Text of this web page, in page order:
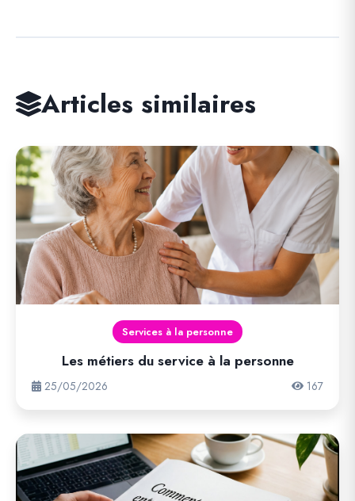
Articles similaires
Services à la personne
Les métiers du service à la personne
25/05/2026 167